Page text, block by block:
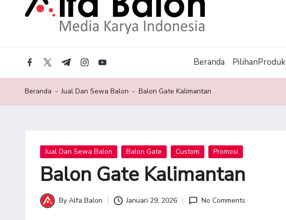
lf
B
a
l
Balon
&
Gas
facebook.com
twitter.com
t.me instagram.com
youtube.com Beranda PilihanProduk
Beranda - Jual Dan Sewa Balon - Balon Gate Kalimantan
Posted
Jual Dan Sewa Balon Balon Gate Custom Promosi
Balon Gate Kalimantan
Posted
By Alfa Balon Januari 29, 2026 No Comments